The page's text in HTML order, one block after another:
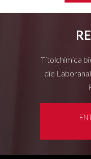
Titolchimica
die